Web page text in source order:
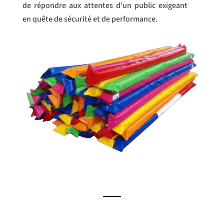
de répondre aux attentes d’un public exigeant
en quête de sécurité et de performance.